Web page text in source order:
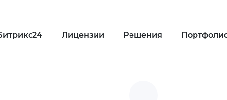
Лицензии Решения